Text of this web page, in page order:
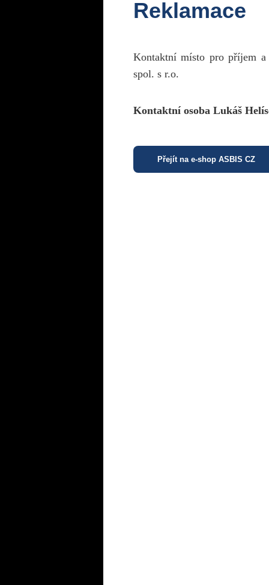
Reklamace
Kontaktní místo pro příjem
spol. s r.o.
Kontaktní osoba Lukáš
Přejít na e-shop ASBIS CZ